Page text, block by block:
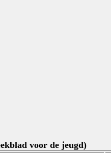
voor de jeugd)